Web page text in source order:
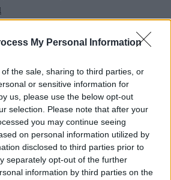
My Personal Information
the sale, sharing to third parties, or
or sensitive information for
us, please use the below opt-out
selection. Please note that after your
you may continue seeing
on personal information utilized by
disclosed to third parties prior to
separately opt-out of the further
information by third parties on the
κάνουν την τραπεζαρία